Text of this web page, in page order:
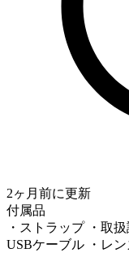
2ヶ月前に更新
付属品
・ストラップ ・取
USBケーブル ・レ